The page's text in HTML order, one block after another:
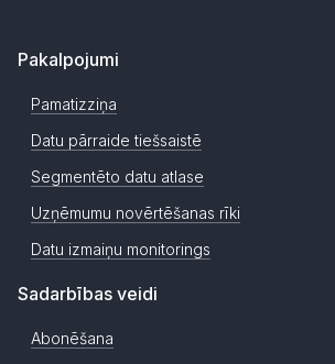
Pakalpojumi
Pamatizziņa
Datu pārraide tiešsaistē
Segmentēto datu atlase
Uzņēmumu novērtēšanas rīki
Datu izmaiņu monitorings
Sadarbības veidi
Abonēšana